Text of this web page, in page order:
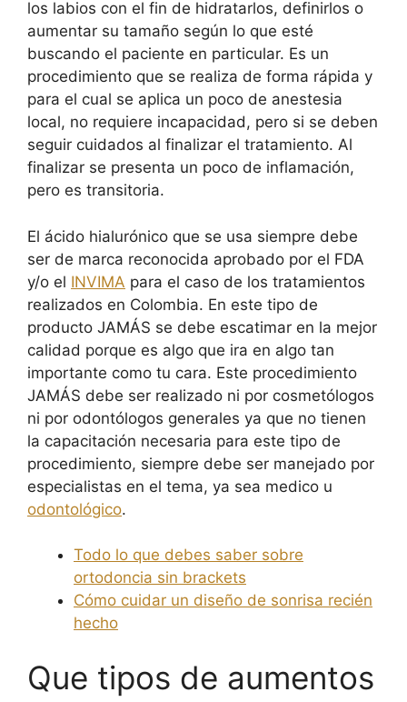
los labios con el fin de hidratarlos, definirlos o
aumentar su tamaño según lo que esté
buscando el paciente en particular. Es un
procedimiento que se realiza de forma rápida y
para el cual se aplica un poco de anestesia
local, no requiere incapacidad, pero si se deben
seguir cuidados al finalizar el tratamiento. Al
finalizar se presenta un poco de inflamación,
pero es transitoria.
El ácido hialurónico que se usa siempre debe
ser de marca reconocida aprobado por el FDA
y/o el INVIMA para el caso de los tratamientos
realizados en Colombia. En este tipo de
producto JAMÁS se debe escatimar en la mejor
calidad porque es algo que ira en algo tan
importante como tu cara. Este procedimiento
JAMÁS debe ser realizado ni por cosmetólogos
ni por odontólogos generales ya que no tienen
la capacitación necesaria para este tipo de
procedimiento, siempre debe ser manejado por
especialistas en el tema, ya sea medico u
odontológico.
Todo lo que debes saber sobre
ortodoncia sin brackets
Cómo cuidar un diseño de sonrisa recién
hecho
Que tipos de aumentos